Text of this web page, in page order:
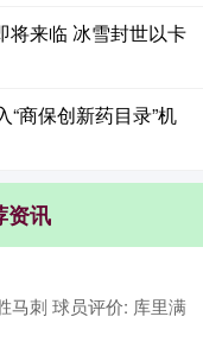
将来临 冰雪封世以卡
商保创新药目录”机
资讯
马刺 球员评价: 库里满